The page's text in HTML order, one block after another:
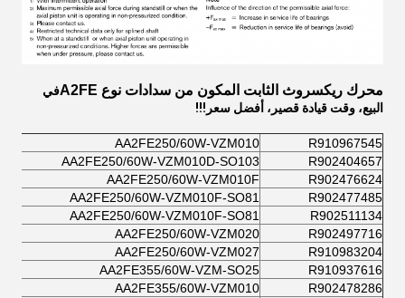
محرك ريكسروث الثابت المكون من سدادات نوع A2FE
في
البيع، وقت قيادة قصير، أفضل سعر!!!
R910967545
AA2FE250/60W-VZM010
R902404657
AA2FE250/60W-VZM010D-SO103
R902476624
AA2FE250/60W-VZM010F
R902477485
AA2FE250/60W-VZM010F-SO81
R902511134
AA2FE250/60W-VZM010F-SO81
R902497716
AA2FE250/60W-VZM020
R910983204
AA2FE250/60W-VZM027
R910937616
AA2FE355/60W-VZM-SO25
R902478286
AA2FE355/60W-VZM010